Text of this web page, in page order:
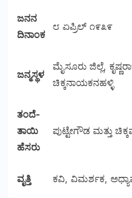
ಜನನ
ದಿನಾಂಕ
೮ ಏಪ್ರಿಲ್ ೧೯೩೯
ಜನ್ಮಸ್ಥಳ
ಮೈಸೂರು ಜಿಲ್ಲೆ,
ಚಿಕ್ಕನಾಯಕನಹಳ್ಳಿ
ತಂದೆ-
ತಾಯಿ
ಹೆಸರು
ಪುಟ್ಟೇಗೌಡ ಮತ್ತು
ವೃತ್ತಿ ಕವಿ, ವಿಮರ್ಶಕ,